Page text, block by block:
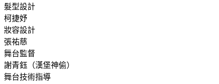
髮型設計
柯捷妤
妝容設計
張祐慈
舞台監督
謝青鈺（漢堡神偷）
舞台技術指導